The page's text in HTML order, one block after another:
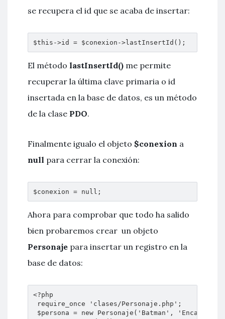
se recupera el id que se acaba de insertar:
$this->id = $conexion->lastInsertId();
El método lastInsertId() me permite
recuperar la última clave primaria o id
insertada en la base de datos, es un método
de la clase PDO.
Finalmente igualo el objeto $conexion a
null para cerrar la conexión:
$conexion = null;
Ahora para comprobar que todo ha salido
bien probaremos crear un objeto
Personaje para insertar un registro en la
base de datos:
<?php
require_once 'clases/Personaje.php';
$persona = new Personaje('Batman',